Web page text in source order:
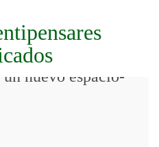
un nuevo espacio-